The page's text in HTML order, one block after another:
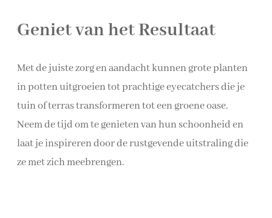
Geniet van het Resultaat
Met de juiste zorg en aandacht kunnen grote planten
in potten uitgroeien tot prachtige eyecatchers die je
tuin of terras transformeren tot een groene oase.
Neem de tijd om te genieten van hun schoonheid en
laat je inspireren door de rustgevende uitstraling die
ze met zich meebrengen.